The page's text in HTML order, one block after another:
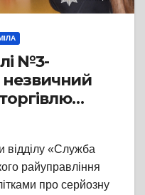
№3-
незвичний
відділу «Служба
райуправління
про серйозну